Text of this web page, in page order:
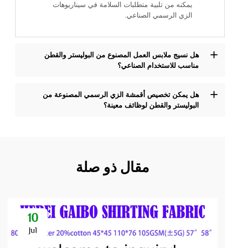
يمكنه من تلبية متطلبات السلامة في سيناريوهات
الزي الرسمي الصناعي.
هل نسيج ملابس العمل المصنوع من البوليستر والقطن
مناسب للاستخدام الصناعي؟
هل يمكن تخصيص أقمشة الزي الرسمي المصنوعة من
البوليستر والقطن لوظائف معينة؟
مقال ذو صلة
10
Jul